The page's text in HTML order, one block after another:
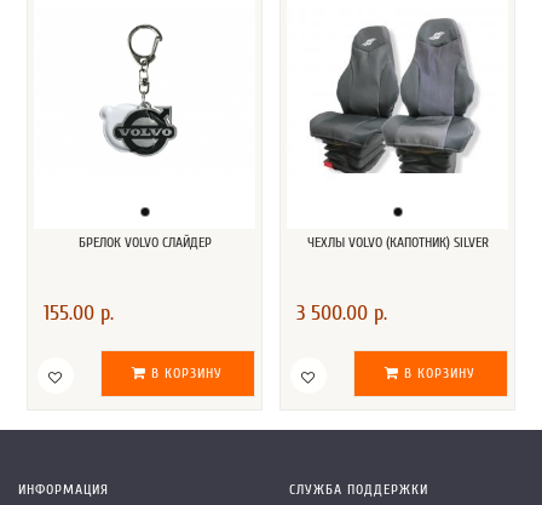
БРЕЛОК VOLVO СЛАЙДЕР
155.00 р.
В КОРЗИНУ
ЧЕХЛЫ VOLVO (КАПОТНИК) SILVER
3 500.00 р.
В КОРЗИНУ
ИНФОРМАЦИЯ СЛУЖБА ПОДДЕРЖКИ